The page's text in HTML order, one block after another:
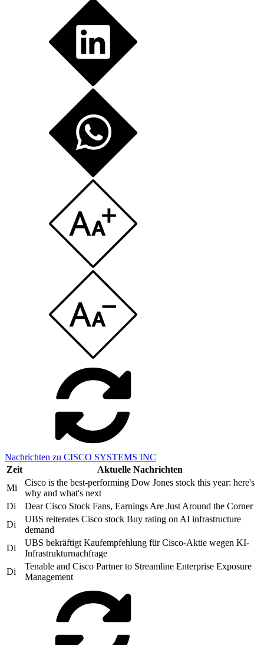
Nachrichten zu CISCO SYSTEMS INC
Zeit
Aktuelle Nachrichten
Mi
Cisco is the best-performing Dow Jones stock this year: here's
why and what's next
Di
Dear Cisco Stock Fans, Earnings Are Just Around the Corner
Di
UBS reiterates Cisco stock Buy rating on AI infrastructure
demand
Di
UBS bekräftigt Kaufempfehlung für Cisco-Aktie wegen KI-
Infrastrukturnachfrage
Di
Tenable and Cisco Partner to Streamline Enterprise Exposure
Management